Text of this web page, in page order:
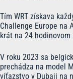
Tím WRT získava
Challenge Europe na
krát na 24 hodinovom
V roku 2023 sa
prechádza na model
víťazstvo v Dubaji na